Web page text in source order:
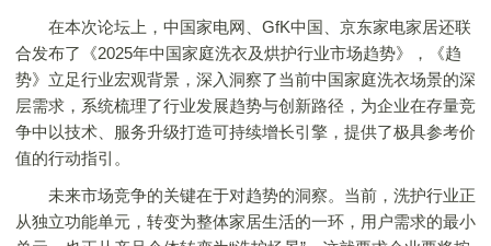
在本次论坛上，中国家电网、GfK中国、京东家电家居还联
合发布了《2025年中国家庭洗衣及烘护行业市场趋势》，《趋
势》立足行业宏观背景，深入洞察了当前中国家庭洗衣场景的深
层需求，系统梳理了行业发展趋势与创新路径，为企业在存量竞
争中以技术、服务升级打造可持续增长引擎，提供了极具参考价
值的行动指引。
未来市场竞争的关键在于对趋势的洞察。当前，洗护行业正
从独立功能单元，转变为整体家居生活的一环，用户需求的最小